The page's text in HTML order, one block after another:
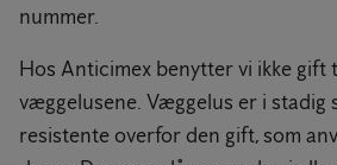
nummer.
Hos Anticimex benytter vi ikke gift
væggelusene. Væggelus er i stadig
resistente overfor den gift, som